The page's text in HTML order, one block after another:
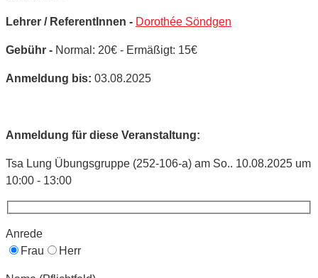
Lehrer / ReferentInnen - Dorothée Söndgen
Gebühr - Normal: 20€ - Ermäßigt: 15€
Anmeldung bis: 03.08.2025
Anmeldung für diese Veranstaltung:
Tsa Lung Übungsgruppe (252-106-a) am So.. 10.08.2025 um
10:00 - 13:00
Anrede
Frau
Herr